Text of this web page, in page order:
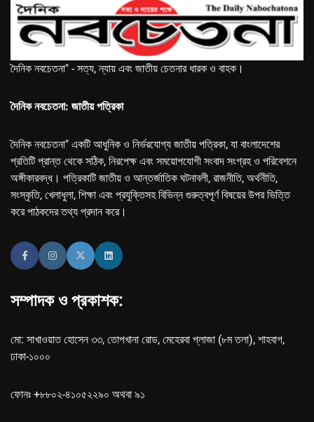
দৈনিক নবচেতনা" - সত্য, ন্যায় এবং জাতীয় চেতনার ধারক ও বাহক।
দৈনিক নবচেতনা: জাতীয় পত্রিকা
দৈনিক নবচেতনা" একটি আধুনিক ও নির্ভরযোগ্য জাতীয় পত্রিকা, যা বাংলাদেশের
প্রতিটি প্রান্ত থেকে সঠিক, নিরপেক্ষ এবং সময়োপযোগী সংবাদ সংগ্রহ ও পরিবেশনে
অঙ্গীকারবদ্ধ। পত্রিকাটি জাতীয় ও আন্তর্জাতিক ঘটনাবলী, রাজনীতি, অর্থনীতি,
সংস্কৃতি, খেলাধুলা, শিক্ষা এবং প্রযুক্তিসহ বিভিন্ন গুরুত্বপূর্ণ বিষয়ের উপর ভিত্তি
করে পাঠকদের তথ্য প্রদান করে।
সম্পাদক ও প্রকাশক:
মো: সাখাওয়াত হোসেন ৩৩, তোপখানা রোড, মেহেরবা প্লাজা (৮ম তলা), শাহবাগ,
ঢাকা-১০০০
ফোনঃ +৮৮০২-৪১০৫২২৯০ অথবা ৯১